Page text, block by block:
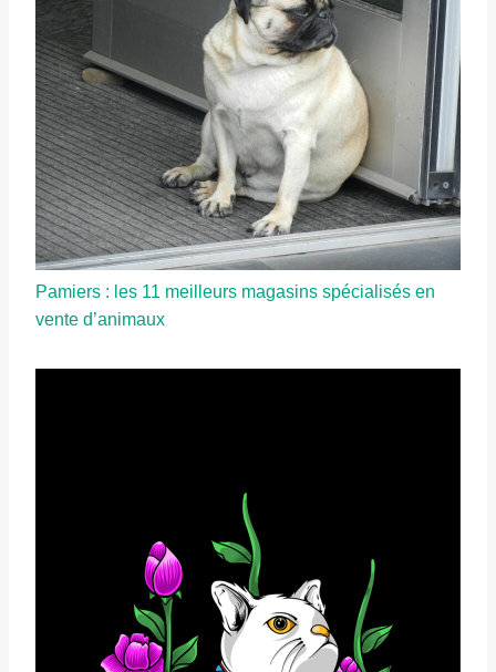
Pamiers : les 11 meilleurs magasins spécialisés en
vente d’animaux